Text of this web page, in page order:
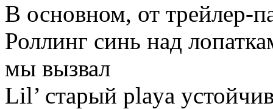
В основном, от трейлер-
Роллинг синь над
мы вызвал
Lil’ старый playa